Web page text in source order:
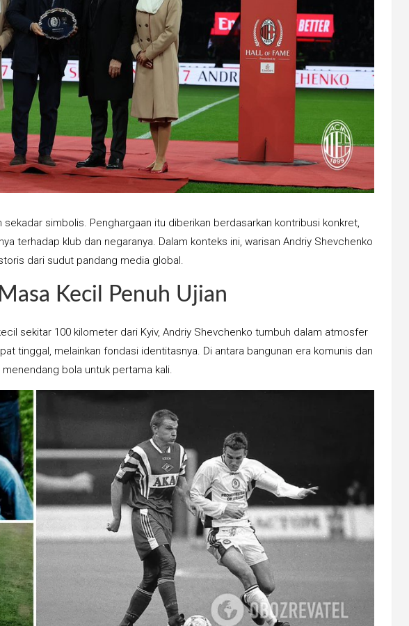
sekadar simbolis. Penghargaan itu diberikan berdasarkan kontribusi konkret,
terhadap klub dan negaranya. Dalam konteks ini, warisan Andriy Shevchenko
dari sudut pandang media global.
Kecil Penuh Ujian
sekitar 100 kilometer dari Kyiv, Andriy Shevchenko tumbuh dalam atmosfer
tinggal, melainkan fondasi identitasnya. Di antara bangunan era komunis dan
bola untuk pertama kali.